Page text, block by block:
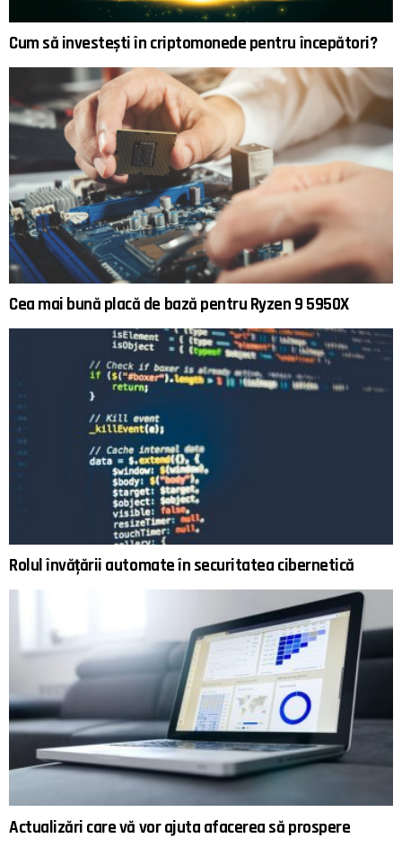
Cum să investești în criptomonede pentru începători?
Cea mai bună placă de bază pentru Ryzen 9 5950X
Rolul învățării automate în securitatea cibernetică
Actualizări care vă vor ajuta afacerea să prospere